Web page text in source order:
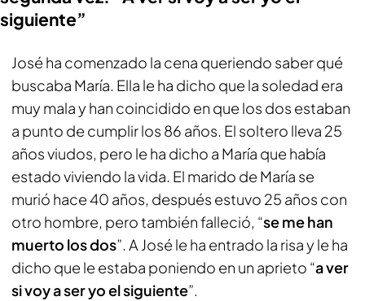
siguiente”
José ha comenzado la cena queriendo saber qué
buscaba María. Ella le ha dicho que la soledad era
muy mala y han coincidido en que los dos estaban
a punto de cumplir los 86 años. El soltero lleva 25
años viudos, pero le ha dicho a María que había
estado viviendo la vida. El marido de María se
murió hace 40 años, después estuvo 25 años con
otro hombre, pero también falleció, “se me han
muerto los dos”. A José le ha entrado la risa y le ha
dicho que le estaba poniendo en un aprieto “a ver
si voy a ser yo el siguiente”.